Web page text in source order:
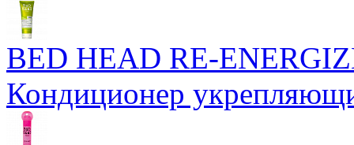
BED HEAD RE-
Кондиционер